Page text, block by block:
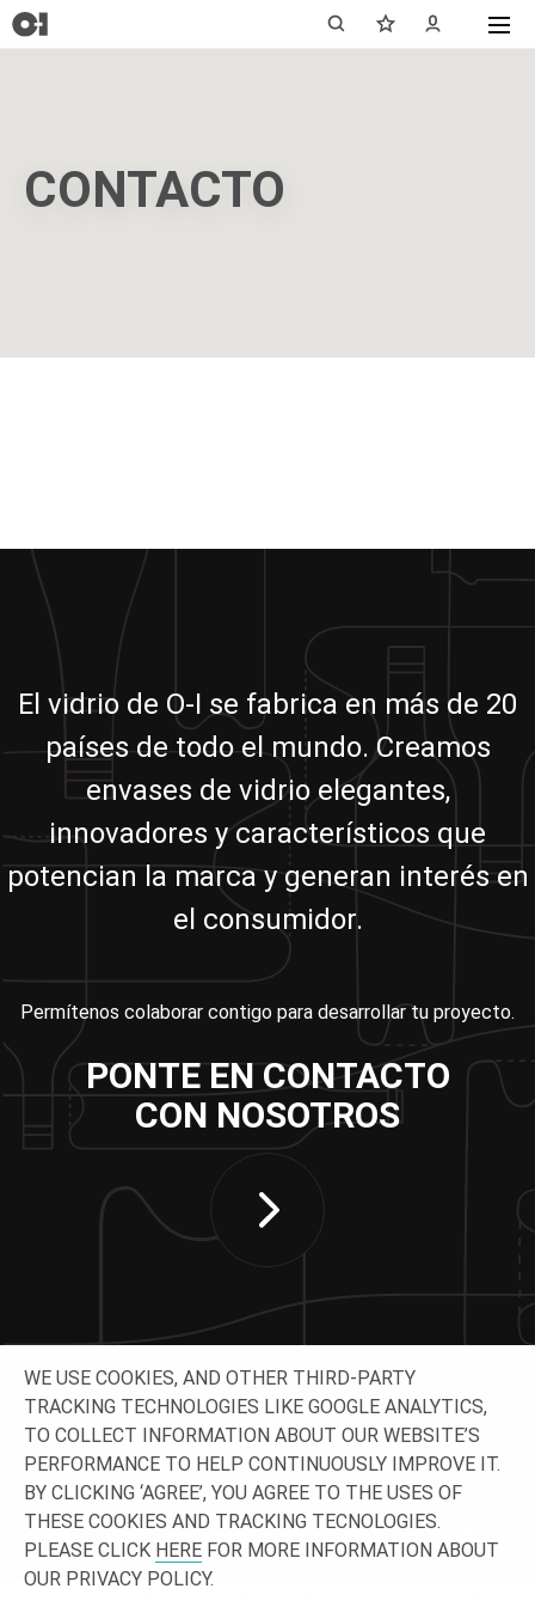
CONTACTO
El vidrio de O-I se fabrica en más de 20
países de todo el mundo. Creamos
envases de vidrio elegantes,
innovadores y característicos que
potencian la marca y generan interés en
el consumidor.
Permítenos colaborar contigo para desarrollar tu proyecto.
PONTE EN CONTACTO
CON NOSOTROS
WE USE COOKIES, AND OTHER THIRD-PARTY
TRACKING TECHNOLOGIES LIKE GOOGLE ANALYTICS,
TO COLLECT INFORMATION ABOUT OUR WEBSITE’S
PERFORMANCE TO HELP CONTINUOUSLY IMPROVE IT.
BY CLICKING ‘AGREE’, YOU AGREE TO THE USES OF
THESE COOKIES AND TRACKING TECNOLOGIES.
PLEASE CLICK HERE FOR MORE INFORMATION ABOUT
OUR PRIVACY POLICY.